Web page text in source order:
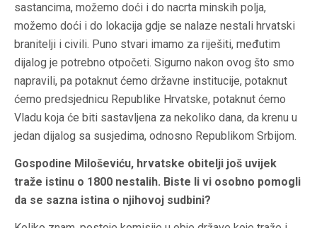
sastancima, možemo doći i do nacrta minskih polja,
možemo doći i do lokacija gdje se nalaze nestali hrvatski
branitelji i civili. Puno stvari imamo za riješiti, međutim
dijalog je potrebno otpočeti. Sigurno nakon ovog što smo
napravili, pa potaknut ćemo državne institucije, potaknut
ćemo predsjednicu Republike Hrvatske, potaknut ćemo
Vladu koja će biti sastavljena za nekoliko dana, da krenu u
jedan dijalog sa susjedima, odnosno Republikom Srbijom.
Gospodine Miloševiću, hrvatske obitelji još uvijek
traže istinu o 1800 nestalih. Biste li vi osobno pomogli
da se sazna istina o njihovoj sudbini?